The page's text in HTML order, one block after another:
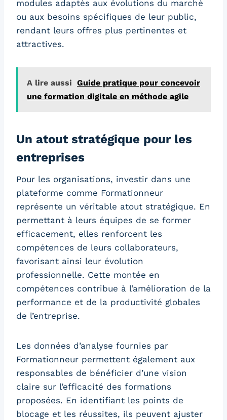
modules adaptés aux évolutions du marché
ou aux besoins spécifiques de leur public,
rendant leurs offres plus pertinentes et
attractives.
A lire aussi Guide pratique pour concevoir
une formation digitale en méthode agile
Un atout stratégique pour les
entreprises
Pour les organisations, investir dans une
plateforme comme Formationneur
représente un véritable atout stratégique. En
permettant à leurs équipes de se former
efficacement, elles renforcent les
compétences de leurs collaborateurs,
favorisant ainsi leur évolution
professionnelle. Cette montée en
compétences contribue à l’amélioration de la
performance et de la productivité globales
de l’entreprise.
Les données d’analyse fournies par
Formationneur permettent également aux
responsables de bénéficier d’une vision
claire sur l’efficacité des formations
proposées. En identifiant les points de
blocage et les réussites, ils peuvent ajuster